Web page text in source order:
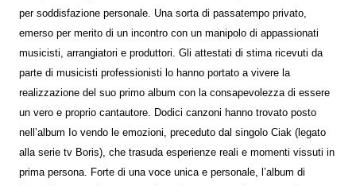
per soddisfazione personale. Una sorta di passatempo privato,
emerso per merito di un incontro con un manipolo di appassionati
musicisti, arrangiatori e produttori. Gli attestati di stima ricevuti da
parte di musicisti professionisti lo hanno portato a vivere la
realizzazione del suo primo album con la consapevolezza di essere
un vero e proprio cantautore. Dodici canzoni hanno trovato posto
nell’album Io vendo le emozioni, preceduto dal singolo Ciak (legato
alla serie tv Boris), che trasuda esperienze reali e momenti vissuti in
prima persona. Forte di una voce unica e personale, l’album di